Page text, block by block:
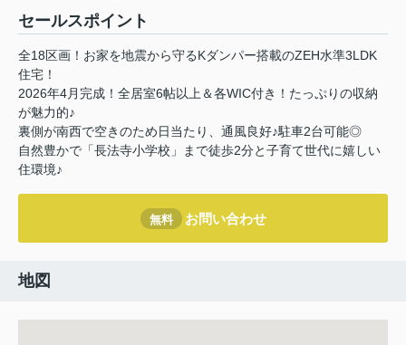
セールスポイント
全18区画！お家を地震から守るKダンパー搭載のZEH水準3LDK
住宅！
2026年4月完成！全居室6帖以上＆各WIC付き！たっぷりの収納
が魅力的♪
裏側が南西で空きのため日当たり、通風良好♪駐車2台可能◎
自然豊かで「長法寺小学校」まで徒歩2分と子育て世代に嬉しい
住環境♪
無料 お問い合わせ
地図